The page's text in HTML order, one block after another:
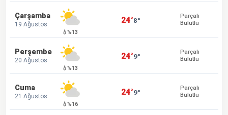
Çarşamba
19 Ağustos
💧%13
24°8°
Parçalı
Bulutlu
Perşembe
20 Ağustos
💧%13
24°9°
Parçalı
Bulutlu
Cuma
21 Ağustos
💧%16
24°9°
Parçalı
Bulutlu